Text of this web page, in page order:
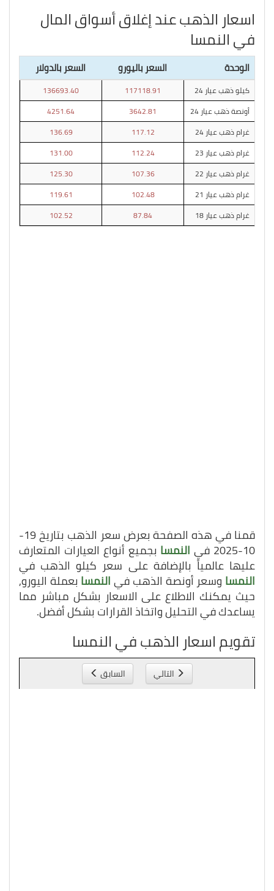
اسعار الذهب عند إغلاق أسواق المال
في النمسا
الوحدة السعر باليورو السعر بالدولار
كيلو ذهب عيار 24 117118.91
136693.40
أونصة ذهب عيار 24
3642.81
4251.64
غرام ذهب عيار 24
117.12
136.69
غرام ذهب عيار 23
112.24
131.00
غرام ذهب عيار 22
107.36
125.30
غرام ذهب عيار 21
102.48
119.61
غرام ذهب عيار 18
87.84
102.52
قمنا في هذه الصفحة بعرض سعر الذهب بتاريخ 19-
10-2025 في النمسا بجميع أنواع العيارات المتعارف
عليها عالمياً بالإضافة على سعر كيلو الذهب في
النمسا وسعر أونصة الذهب فيالنمسا بعملة اليورو,
حيث يمكنك الاطلاع على الاسعار بشكل مباشر مما
يساعدك في التحليل واتخاذ القرارات بشكل أفضل.
تقويم اسعار الذهب في النمسا
التالي السابق